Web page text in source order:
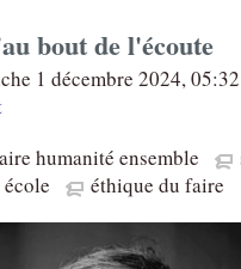
bout de l'écoute
1 décembre 2024,
humanité ensemble
éthique du faire